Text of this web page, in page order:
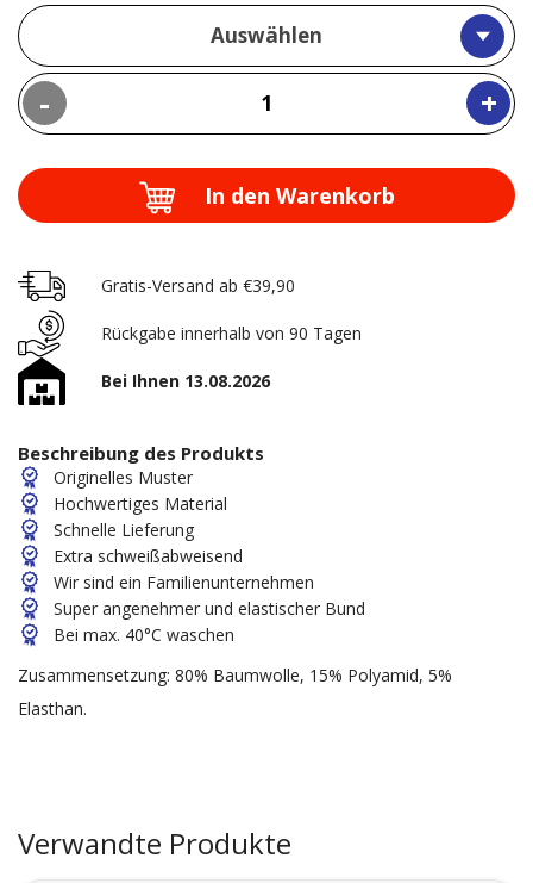
Auswählen
- +
In den Warenkorb
Gratis-Versand ab €39,90
Rückgabe innerhalb von 90 Tagen
Bei Ihnen 13.08.2026
Beschreibung des Produkts
Originelles Muster
Hochwertiges Material
Schnelle Lieferung
Extra schweißabweisend
Wir sind ein Familienunternehmen
Super angenehmer und elastischer Bund
Bei max. 40°C waschen
Zusammensetzung: 80% Baumwolle, 15% Polyamid, 5%
Elasthan.
Verwandte Produkte